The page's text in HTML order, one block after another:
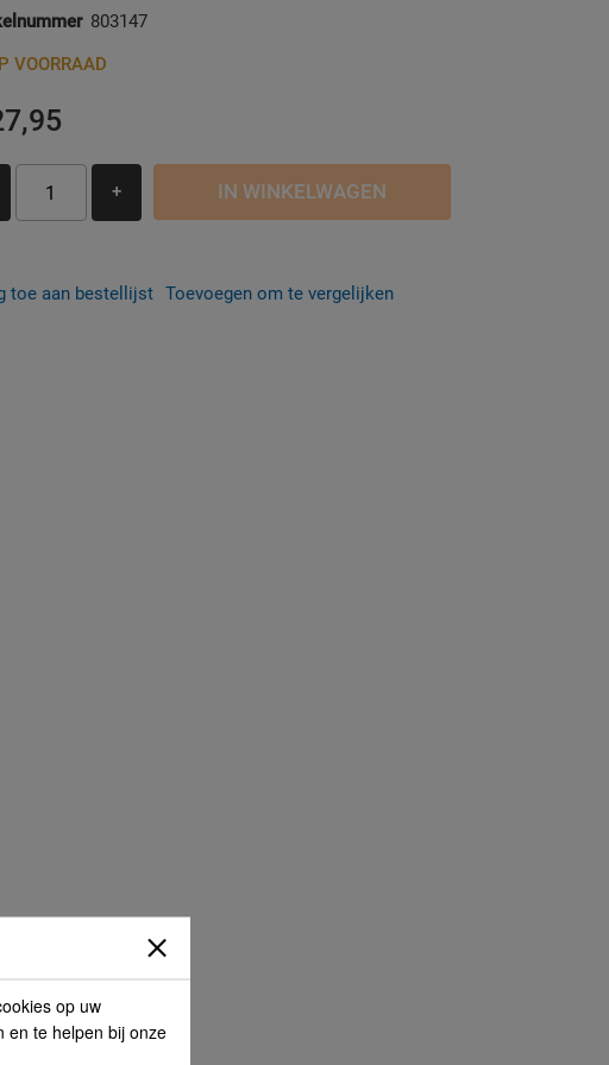
803147
VOORRAAD
+ IN WINKELWAGEN
toe aan bestellijst Toevoegen om te vergelijken
op uw
en te helpen bij onze